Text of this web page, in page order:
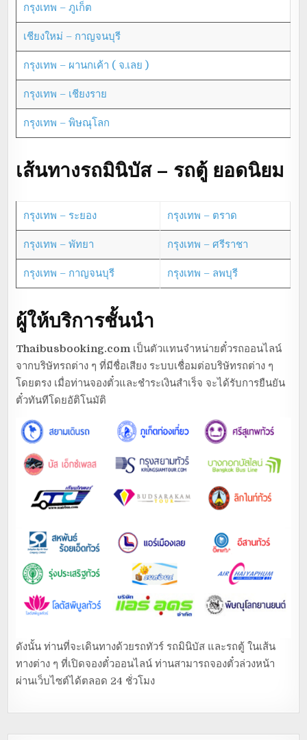
กรุงเทพ – ภูเก็ต
เชียงใหม่ – กาญจนบุรี
กรุงเทพ – ผานกเค้า ( จ.เลย )
กรุงเทพ – เชียงราย
กรุงเทพ – พิษณุโลก
เส้นทางรถมินิบัส – รถตู้ ยอดนิยม
กรุงเทพ – ระยอง กรุงเทพ – ตราด
กรุงเทพ – พัทยา กรุงเทพ – ศรีราชา
กรุงเทพ – กาญจนบุรี กรุงเทพ – ลพบุรี
ผู้ให้บริการชั้นนำ
Thaibusbooking.com เป็นตัวแทนจำหน่ายตั๋วรถออนไลน์
จากบริษัทรถต่าง ๆ ที่มีชื่อเสียง ระบบเชื่อมต่อบริษัทรถต่าง ๆ
โดยตรง เมื่อท่านจองตั๋วและชำระเงินสำเร็จ จะได้รับการยืนยัน
ตั๋วทันทีโดยอัติโนมัติ
ดังนั้น ท่านที่จะเดินทางด้วยรถทัวร์ รถมินิบัส และรถตู้ ในเส้น
ทางต่าง ๆ ที่เปิดจองตั๋วออนไลน์ ท่านสามารถจองตั๋วล่วงหน้า
ผ่านเว็บไซต์ได้ตลอด 24 ชั่วโมง